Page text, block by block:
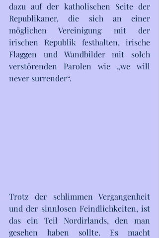
dazu auf der katholischen Seite der
Republikaner, die sich an einer
möglichen Vereinigung mit der
irischen Republik festhalten, irische
Flaggen und Wandbilder mit solch
verstörenden Parolen wie „we will
never surrender“.
Trotz der schlimmen Vergangenheit
und der sinnlosen Feindlichkeiten, ist
das ein Teil Nordirlands, den man
gesehen haben sollte. Es macht